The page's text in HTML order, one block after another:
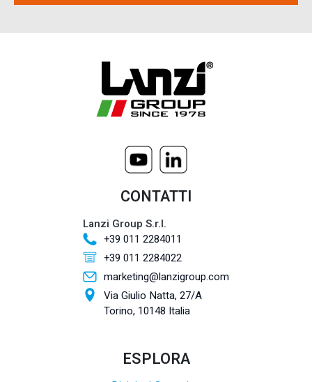
CONTATTI
Lanzi Group S.r.l.
+39 011 2284011
+39 011 2284022
marketing@lanzigroup.com
Via Giulio Natta, 27/A
Torino, 10148 Italia
ESPLORA